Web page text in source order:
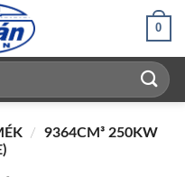
0
/
9364CM³ 250KW